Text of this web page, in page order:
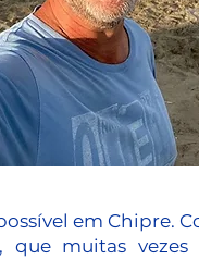
em Chipre.
que muitas vezes